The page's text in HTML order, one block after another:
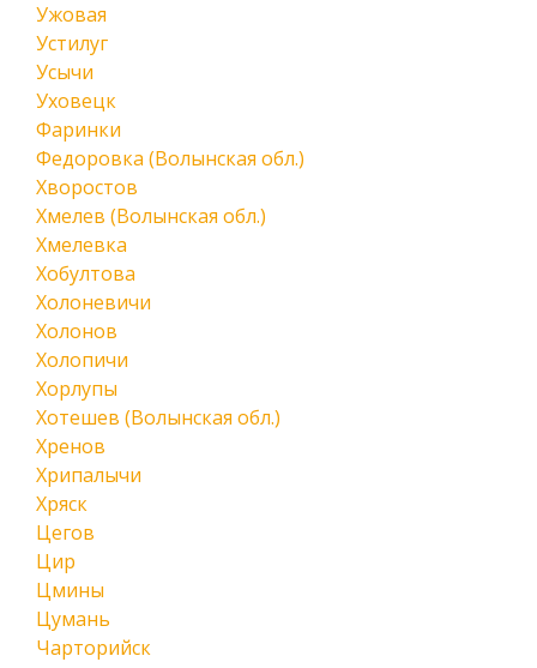
Ужовая
Устилуг
Усычи
Уховецк
Фаринки
Федоровка (Волынская обл.)
Хворостов
Хмелев (Волынская обл.)
Хмелевка
Хобултова
Холоневичи
Холонов
Холопичи
Хорлупы
Хотешев (Волынская обл.)
Хренов
Хрипалычи
Хряск
Цегов
Цир
Цмины
Цумань
Чарторийск